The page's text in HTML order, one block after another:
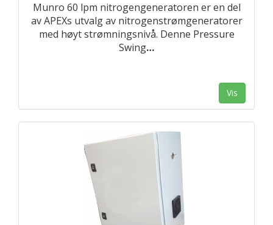
Munro 60 lpm nitrogengeneratoren er en del
av APEXs utvalg av nitrogenstrømgeneratorer
med høyt strømningsnivå. Denne Pressure
Swing…
Vis